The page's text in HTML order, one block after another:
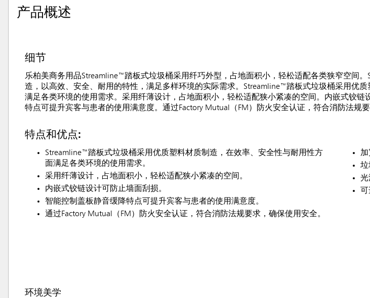
产品概述
细节
乐柏美商务用品Streamline™踏板式垃圾桶采用纤巧外型，占地面积小，轻松适配各类狭窄空间
造，以高效、安全、耐用的特性，满足多样环境的实际需求。Streamline™踏板式垃圾桶采用优
满足各类环境的使用需求。采用纤薄设计，占地面积小，轻松适配狭小紧凑的空间。内嵌式铰链
特点可提升宾客与患者的使用满意度。通过Factory Mutual（FM）防火安全认证，符合消防法规
特点和优点:
Streamline™踏板式垃圾桶采用优质塑料材质制造，在效率、安全性与耐用性方
面满足各类环境的使用需求。
采用纤薄设计，占地面积小，轻松适配狭小紧凑的空间。
内嵌式铰链设计可防止墙面刮损。
智能控制盖板静音缓降特点可提升宾客与患者的使用满意度。
通过Factory Mutual（FM）防火安全认证，符合消防法规要求，确保使用安全。
垃
光
环境美学